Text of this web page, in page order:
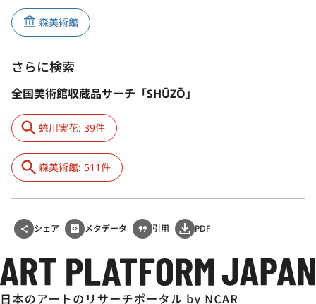
森美術館
さらに検索
全国美術館収蔵品サーチ「SHŪZŌ」
蜷川実花: 39件
森美術館: 511件
シェア メタデータ 引用 PDF